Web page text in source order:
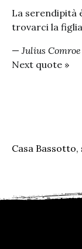
La serendipità
trovarci la
— Julius
Next quote »
Casa